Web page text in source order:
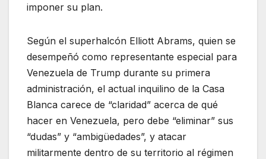
imponer su plan.
Según el superhalcón Elliott Abrams, quien se
desempeñó como representante especial para
Venezuela de Trump durante su primera
administración, el actual inquilino de la Casa
Blanca carece de “claridad” acerca de qué
hacer en Venezuela, pero debe “eliminar” sus
“dudas” y “ambigüedades”, y atacar
militarmente dentro de su territorio al régimen